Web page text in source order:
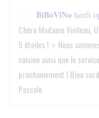
BiBoViNo heeft
Chère Madame Violleau,
5 étoiles ! ⭐️ Nous
cuisine ainsi que le
prochainement ! Bien
Pascale